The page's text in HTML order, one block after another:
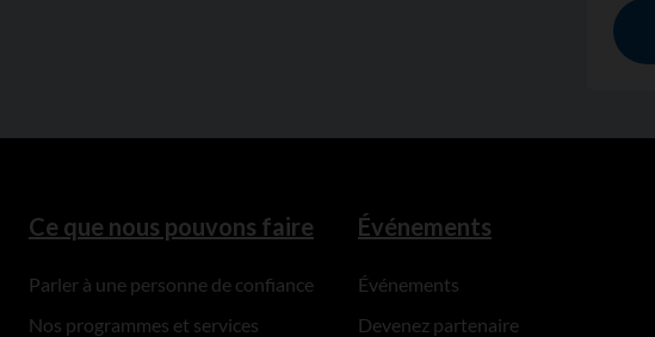
Ce que nous pouvons faire
Parler à une personne de confiance
Nos programmes et services
Événements
Événements
Devenez partenaire